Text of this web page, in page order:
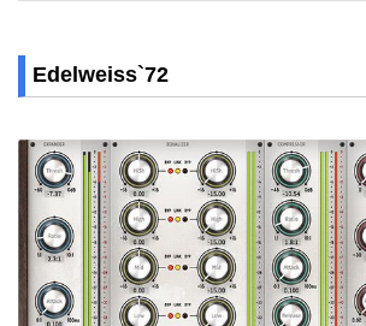
Edelweiss`72